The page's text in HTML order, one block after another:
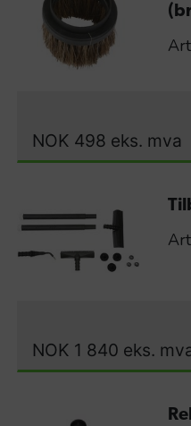
NOK 498 eks. mva
NOK 1 840 eks.